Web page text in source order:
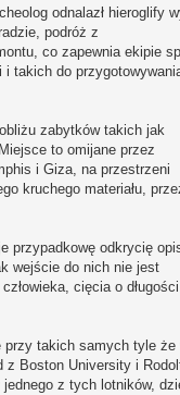
odnalazł hieroglify
podróż z
co zapewnia ekipie
i takich do
zabytków takich jak
to omijane przez
i Giza, na przestrzeni
kruchego materiału,
przypadkowę odkrycię
wejście do nich nie jest
cięcia o
przy takich samych tyle że
z Boston University i
z tych lotników,